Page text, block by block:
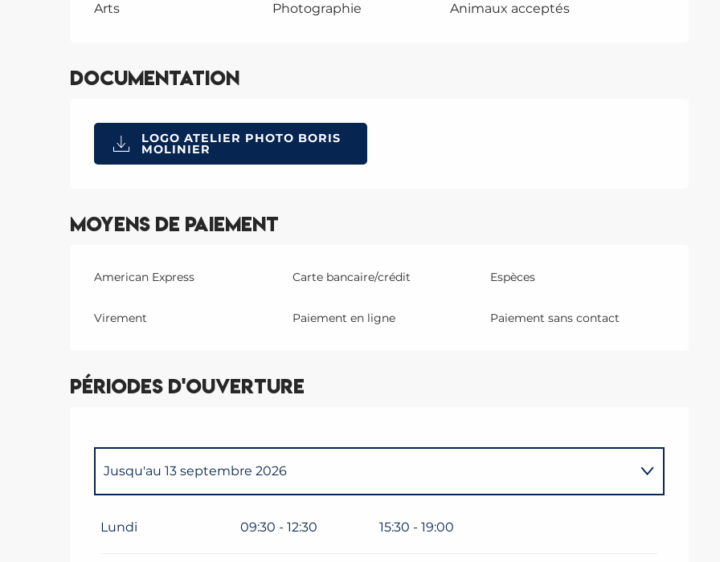
Arts Photographie Animaux acceptés
Documentation
LOGO ATELIER PHOTO BORIS
MOLINIER
Moyens de paiement
American Express Carte bancaire/crédit Espèces
Virement Paiement en ligne Paiement sans contact
Périodes d'ouverture
Jusqu'au 13 septembre 2026
Lundi 09:30 - 12:30 15:30 - 19:00